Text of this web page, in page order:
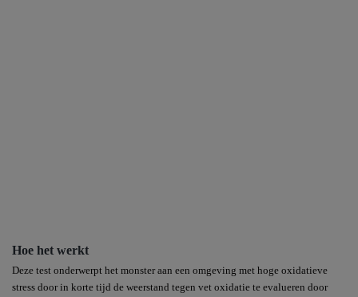
Hoe het werkt
Deze test onderwerpt het monster aan een omgeving met hoge oxidatieve
stress door in korte tijd de weerstand tegen vet oxidatie te evalueren door